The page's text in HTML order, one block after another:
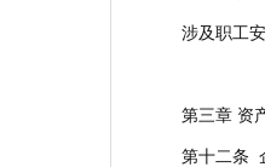
涉及职工
第三章 资
第十二条